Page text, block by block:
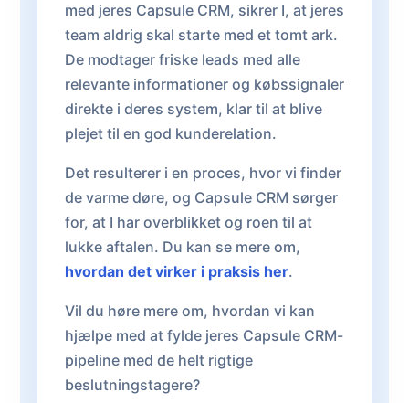
med jeres Capsule CRM, sikrer I, at jeres
team aldrig skal starte med et tomt ark.
De modtager friske leads med alle
relevante informationer og købssignaler
direkte i deres system, klar til at blive
plejet til en god kunderelation.
Det resulterer i en proces, hvor vi finder
de varme døre, og Capsule CRM sørger
for, at I har overblikket og roen til at
lukke aftalen. Du kan se mere om,
hvordan det virker i praksis her.
Vil du høre mere om, hvordan vi kan
hjælpe med at fylde jeres Capsule CRM-
pipeline med de helt rigtige
beslutningstagere?